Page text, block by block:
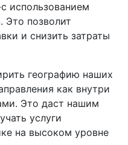
использованием
Это позволит
и снизить затраты
географию наших
как внутри
Это даст нашим
услуги
на высоком уровне